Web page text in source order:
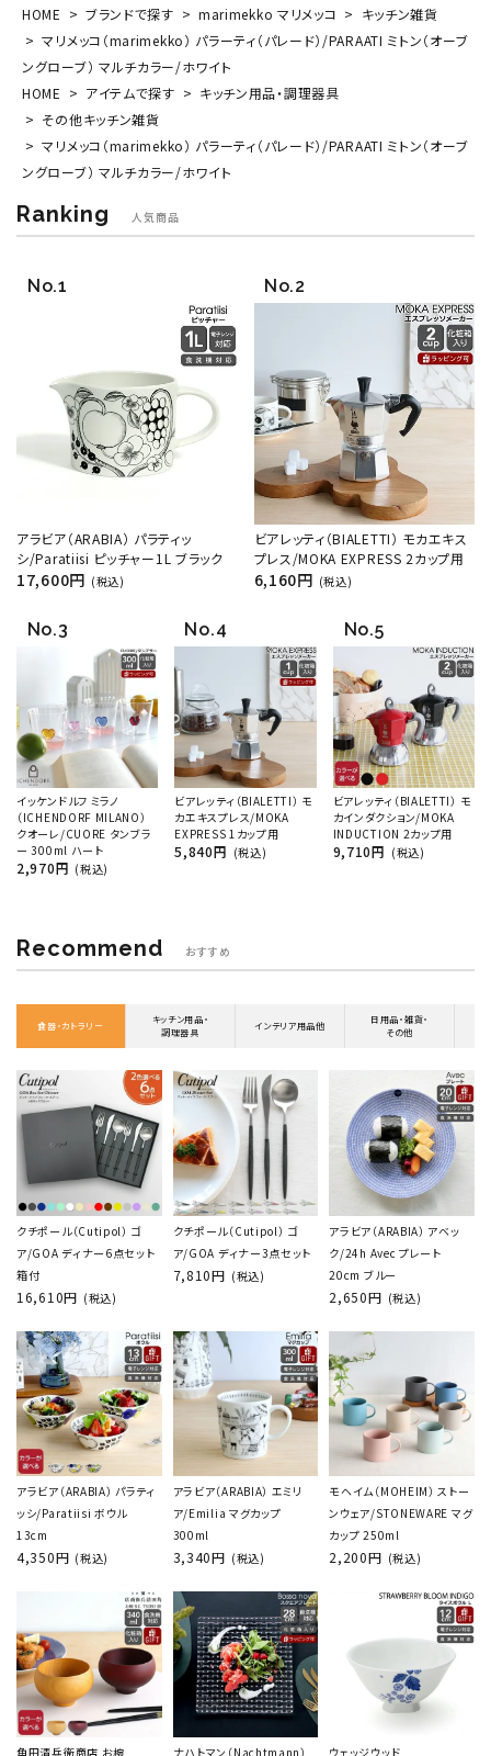
HOME ブランドで探す marimekko マリメッコ
キッチン雑貨
マリメッコ（marimekko） パラーティ（パレード）/PARAATI ミトン（オーブ
ングローブ） マルチカラー/ホワイト
HOME
アイテムで探す
キッチン用品・調理器具
その他キッチン雑貨
マリメッコ（marimekko） パラーティ（パレード）/PARAATI ミトン（オーブ
ングローブ） マルチカラー/ホワイト
Ranking 人気商品
アラビア（ARABIA） パラティッ
シ/Paratiisi ピッチャー1L ブラック
17,600円 (税込)
ビアレッティ（BIALETTI） モカエキス
プレス/MOKA EXPRESS 2カップ用
6,160円 (税込)
イッケンドルフ ミラノ
（ICHENDORF MILANO）
クオーレ/CUORE タンブラ
ー 300ml ハート
2,970円 (税込)
ビアレッティ（BIALETTI） モ
カエキスプレス/MOKA
EXPRESS 1カップ用
5,840円 (税込)
ビアレッティ（BIALETTI） モ
カインダクション/MOKA
INDUCTION 2カップ用
9,710円 (税込)
Recommend おすすめ
食器・カトラリー
キッチン用品・
調理器具
インテリア用品他
日用品・雑貨・
その他
クチポール（Cutipol） ゴ
ア/GOA ディナー6点セット
箱付
16,610円 (税込)
クチポール（Cutipol） ゴ
ア/GOA ディナー3点セット
7,810円 (税込)
アラビア（ARABIA） アベッ
ク/24h Avec プレート
20cm ブルー
2,650円 (税込)
アラビア（ARABIA） パラティ
ッシ/Paratiisi ボウル
13cm
4,350円 (税込)
アラビア（ARABIA） エミリ
ア/Emilia マグカップ
300ml
3,340円 (税込)
モヘイム（MOHEIM） ストー
ンウェア/STONEWARE マグ
カップ 250ml
2,200円 (税込)
角田清兵衛商店 お椀 ナハトマン（Nachtmann） ウェッジウッド